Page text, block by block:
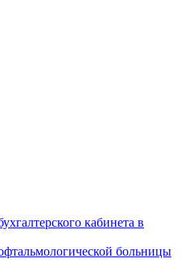
кабинета в
больницы